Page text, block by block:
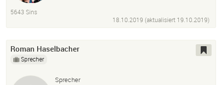
5643 Sins
18.10.2019 (aktualisiert 19.10.2019)
Roman Haselbacher
Sprecher
Sprecher